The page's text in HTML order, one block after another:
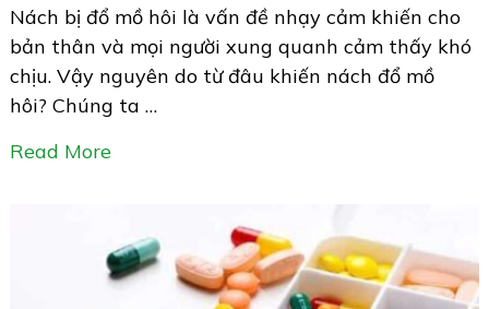
Nách bị đổ mồ hôi là vấn đề nhạy cảm khiến cho
bản thân và mọi người xung quanh cảm thấy khó
chịu. Vậy nguyên do từ đâu khiến nách đổ mồ
hôi? Chúng ta …
Read More